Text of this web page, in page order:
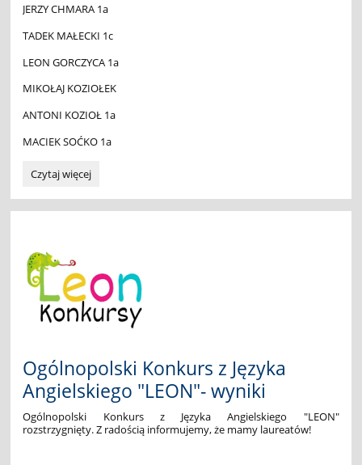
JERZY CHMARA 1a
TADEK MAŁECKI 1c
LEON GORCZYCA 1a
MIKOŁAJ KOZIOŁEK
ANTONI KOZIOŁ 1a
MACIEK SOĆKO 1a
Ogólnopolski
LEON
3
wyniki
🦎
🦎
🦎:
Czytaj więcej
Ogólnopolski Konkurs z Języka
Angielskiego "LEON"- wyniki
Ogólnopolski Konkurs z Języka Angielskiego "LEON"
rozstrzygnięty. Z radością informujemy, że mamy laureatów!